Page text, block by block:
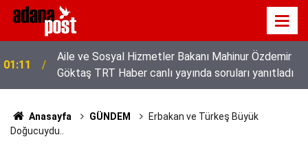
01:11
Aile ve Sosyal Hizmetler Bakanı Mahinur Özdemir
Göktaş TRT Haber canlı yayında soruları yanıtladı
Anasayfa GÜNDEM
Erbakan ve Türkeş Büyük
Doğucuydu..